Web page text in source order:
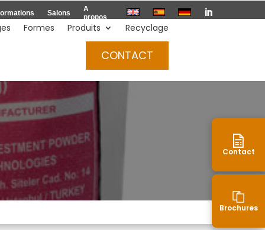
Salons
A
propos

Formes Produits Recyclage
CONTACT
Contact
Brochures